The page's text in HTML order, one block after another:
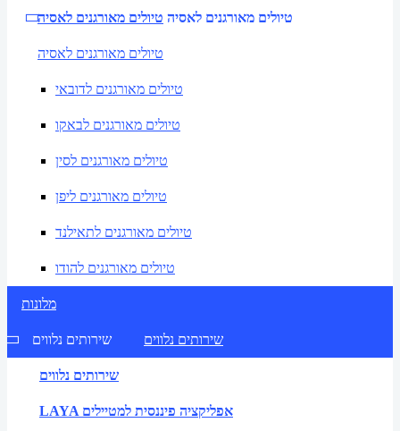
טיולים מאורגנים לאסיה טיולים מאורגנים לאסיה
טיולים מאורגנים לאסיה
טיולים מאורגנים לדובאי
טיולים מאורגנים לבאקו
טיולים מאורגנים לסין
טיולים מאורגנים ליפן
טיולים מאורגנים לתאילנד
טיולים מאורגנים להודו
מלונות
שירותים נלווים שירותים נלווים
שירותים נלווים
LAYA אפליקציה פיננסית למטיילים